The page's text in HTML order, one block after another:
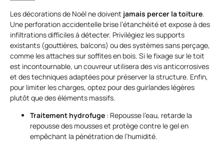
Les décorations de Noël ne doivent jamais percer la toiture.
Une perforation accidentelle brise l’étanchéité et expose à des
infiltrations difficiles à détecter. Privilégiez les supports
existants (gouttières, balcons) ou des systèmes sans perçage,
comme les attaches sur soffites en bois. Si le fixage sur le toit
est incontournable, un couvreur utilisera des vis anticorrosives
et des techniques adaptées pour préserver la structure. Enfin,
pour limiter les charges, optez pour des guirlandes légères
plutôt que des éléments massifs.
Traitement hydrofuge : Repousse l’eau, retarde la
repousse des mousses et protège contre le gel en
empêchant la pénétration de l’humidité.